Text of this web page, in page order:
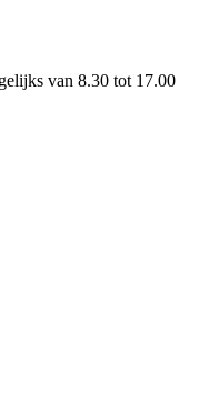
van 8.30 tot 17.00